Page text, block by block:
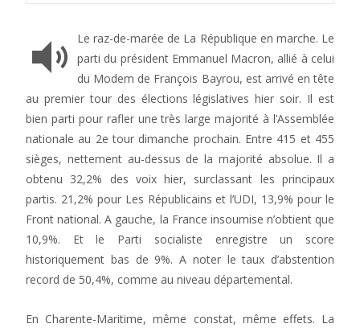
Le raz-de-marée de La République en marche. Le
parti du président Emmanuel Macron, allié à celui
du Modem de François Bayrou, est arrivé en tête
au premier tour des élections législatives hier soir. Il est
bien parti pour rafler une très large majorité à l’Assemblée
nationale au 2e tour dimanche prochain. Entre 415 et 455
sièges, nettement au-dessus de la majorité absolue. Il a
obtenu 32,2% des voix hier, surclassant les principaux
partis. 21,2% pour Les Républicains et l’UDI, 13,9% pour le
Front national. A gauche, la France insoumise n’obtient que
10,9%. Et le Parti socialiste enregistre un score
historiquement bas de 9%. A noter le taux d’abstention
record de 50,4%, comme au niveau départemental.
En Charente-Maritime, même constat, même effets. La